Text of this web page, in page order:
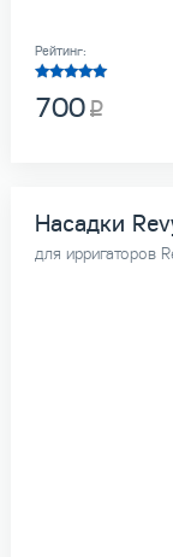
Рейтинг:
700
Насадки
для